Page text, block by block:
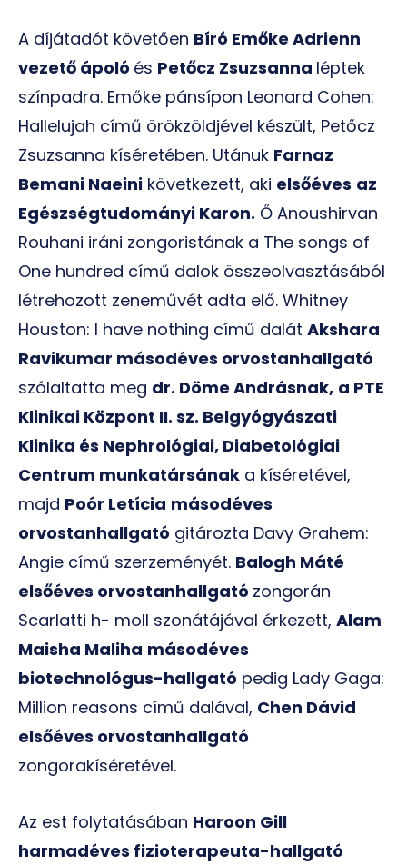
A díjátadót követően Bíró Emőke Adrienn
vezető ápoló és Petőcz Zsuzsanna léptek
színpadra. Emőke pánsípon Leonard Cohen:
Hallelujah című örökzöldjével készült, Petőcz
Zsuzsanna kíséretében. Utánuk Farnaz
Bemani Naeini következett, aki elsőéves az
Egészségtudományi Karon. Ő Anoushirvan
Rouhani iráni zongoristának a The songs of
One hundred című dalok összeolvasztásából
létrehozott zeneművét adta elő. Whitney
Houston: I have nothing című dalát Akshara
Ravikumar másodéves orvostanhallgató
szólaltatta meg dr. Döme Andrásnak, a PTE
Klinikai Központ II. sz. Belgyógyászati
Klinika és Nephrológiai, Diabetológiai
Centrum munkatársának a kíséretével,
majd Poór Letícia másodéves
orvostanhallgató gitározta Davy Grahem:
Angie című szerzeményét. Balogh Máté
elsőéves orvostanhallgató zongorán
Scarlatti h- moll szonátájával érkezett, Alam
Maisha Maliha másodéves
biotechnológus-hallgató pedig Lady Gaga:
Million reasons című dalával, Chen Dávid
elsőéves orvostanhallgató
zongorakíséretével.
Az est folytatásában Haroon Gill
harmadéves fizioterapeuta-hallgató